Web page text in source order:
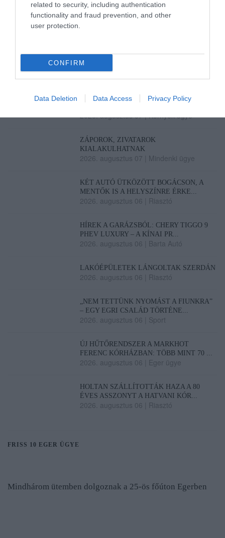
related to security, including authentication
functionality and fraud prevention, and other
user protection.
CONFIRM
Data Deletion Data Access Privacy Policy
TÍZ ÉVE NEM VOLT ILYEN ALACSONY
AZ INFLÁCIÓ MAGYARORSZÁGON
MINDHÁROM ÜTEMBEN DOLGOZNAK A
25-ÖS FŐÚTON EGERBEN
2026. augusztus 07
HALMENTÉS SZARVASKŐNÉL: ŐSHONOS
2026. augusztus 07|Környék ügye
ZÁPOROK, ZIVATAROK
KIALAKULHATNAK
2026. augusztus 07 Mindenki ügye
KÉT AUTÓ ÜTKÖZÖTT BOGÁCSON, A
MENTŐK IS A HELYSZÍNRE ÉRKE...
2026. augusztus 06 Riasztó
HÍREK A GARÁZSBÓL: CHERY TIGGO 9
PHEV LUXURY – A KÍNAI PR...
2026. augusztus 06 Barta Autó
LAKÓÉPÜLETEK LÁNGOLTAK SZERDÁN
2026. augusztus 06 Riasztó
„NEM TETTÜNK NYOMÁST A FIUNKRA”
– EGY EGRI CSALÁD TÖRTÉNE...
2026. augusztus 06 Sport
ÚJ HŰTŐRENDSZER A MARKHOT
FERENC KÓRHÁZBAN: TÖBB MINT 70 ...
2026. augusztus 06 Eger ügye
HOLTAN SZÁLLÍTOTTÁK HAZA A 80
ÉVES ASSZONYT A HATVANI KÓR...
2026. augusztus 06 Riasztó
FRISS 10 EGER ÜGYE
Mindhárom ütemben dolgoznak a 25-ös főúton Egerben